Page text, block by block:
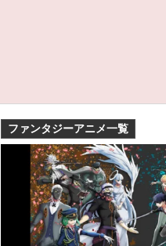
ファンタジーアニメ一覧